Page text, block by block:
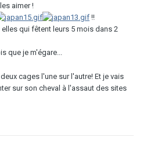
aimer !
!!
qui fêtent leurs 5 mois dans 2
que je m'égare...
cages l'une sur l'autre! Et je vais
sur son cheval à l'assaut des sites